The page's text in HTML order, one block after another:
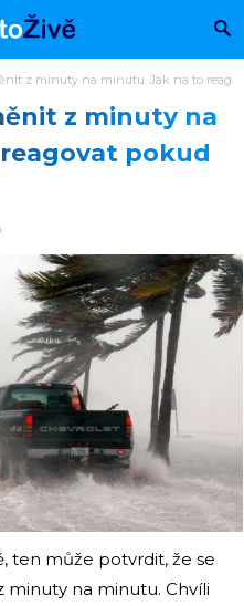
z minuty na minutu. Jak na to
z minuty na
pokud
ten může potvrdit, že se
minuty na minutu. Chvíli